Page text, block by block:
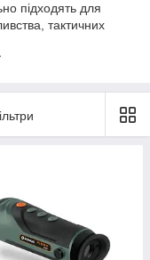
підходять для
тактичних